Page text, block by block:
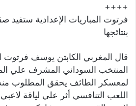
++++
فرتوت المباريات الإعدادية ستفيد
بنتائجها
قال المغربي الكابتن يوسف فرتوت
المنتخب السوداني المشرف علي
لمعسكر الطائف يحقق المطلوب
اللعب التنافسي أثر علي لياقة